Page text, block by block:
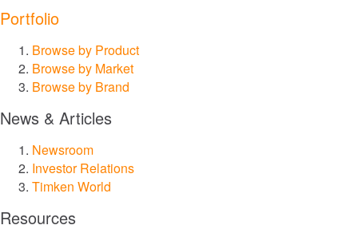
Portfolio
Browse by Product
Browse by Market
Browse by Brand
News & Articles
Newsroom
Investor Relations
Timken World
Resources